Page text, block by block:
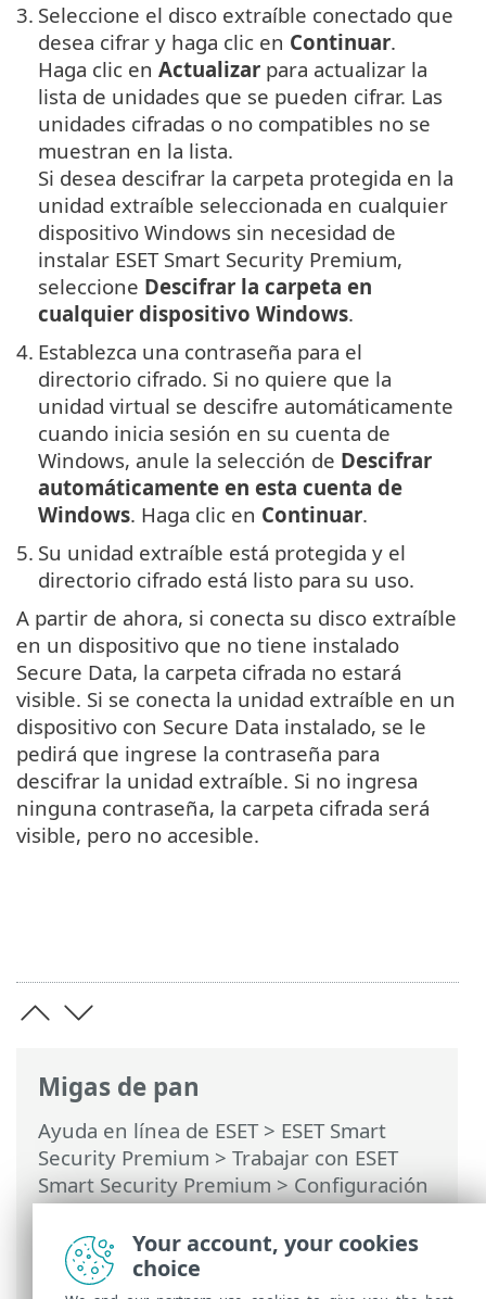
Migas de pan
Ayuda en línea de ESET> ESET Smart
Security Premium > Trabajar con ESET
Smart Security Premium>Configuración
>Herramientas de seguridad>Secure
Data> Cifrar archivos en su unidad
extraíble
3. Seleccione el disco extraíble conectado que
desea cifrar y haga clic en Continuar.
Haga clic en Actualizar para actualizar la
lista de unidades que se pueden cifrar. Las
unidades cifradas o no compatibles no se
muestran en la lista.
Si desea descifrar la carpeta protegida en la
unidad extraíble seleccionada en cualquier
dispositivo Windows sin necesidad de
instalar ESET Smart Security Premium,
seleccione Descifrar la carpeta en
cualquier dispositivo Windows.
4. Establezca una contraseña para el
directorio cifrado. Si no quiere que la
unidad virtual se descifre automáticamente
cuando inicia sesión en su cuenta de
Windows, anule la selección de Descifrar
automáticamente en esta cuenta de
Windows. Haga clic en Continuar.
5. Su unidad extraíble está protegida y el
directorio cifrado está listo para su uso.
A partir de ahora, si conecta su disco extraíble
en un dispositivo que no tiene instalado
Secure Data, la carpeta cifrada no estará
visible. Si se conecta la unidad extraíble en un
dispositivo con Secure Data instalado, se le
pedirá que ingrese la contraseña para
descifrar la unidad extraíble. Si no ingresa
ninguna contraseña, la carpeta cifrada será
visible, pero no accesible.
Your account, your cookies
choice